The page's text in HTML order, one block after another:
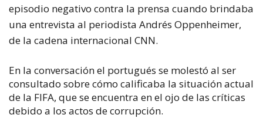
episodio negativo contra la prensa cuando brindaba
una entrevista al periodista Andrés Oppenheimer,
de la cadena internacional CNN.
En la conversación el portugués se molestó al ser
consultado sobre cómo calificaba la situación actual
de la FIFA, que se encuentra en el ojo de las críticas
debido a los actos de corrupción.